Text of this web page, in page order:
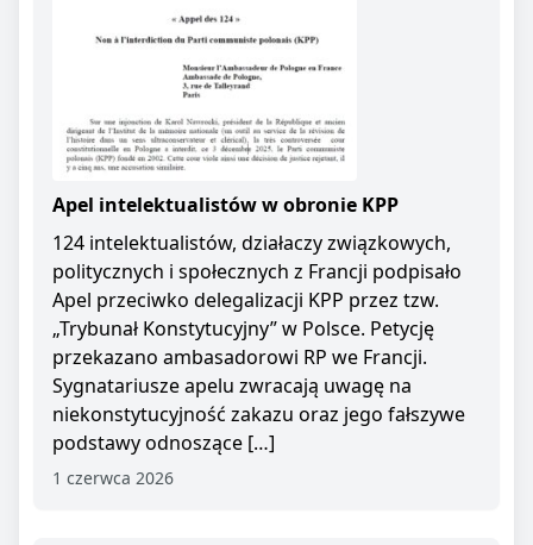
Apel intelektualistów w obronie KPP
124 intelektualistów, działaczy związkowych,
politycznych i społecznych z Francji podpisało
Apel przeciwko delegalizacji KPP przez tzw.
„Trybunał Konstytucyjny” w Polsce. Petycję
przekazano ambasadorowi RP we Francji.
Sygnatariusze apelu zwracają uwagę na
niekonstytucyjność zakazu oraz jego fałszywe
podstawy odnoszące […]
1 czerwca 2026